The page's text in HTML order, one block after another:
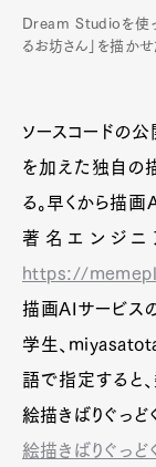
Dream Studioを使
るお坊さん」を描かせ
ソースコードの
を加えた独自の
る。早くから描
著名エンジニ
https://
描画AIサービス
学生、
語で指定すると
絵描きばりぐっど
絵描きばりぐっど